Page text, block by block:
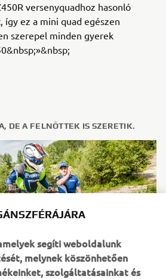
versenyquadhoz hasonló
ez a mini quad egészen
szerepel minden gyerek
DE A FELNŐTTEK IS SZERETIK.
segíti weboldalunk
melynek köszönhetően
szolgáltatásainkat és